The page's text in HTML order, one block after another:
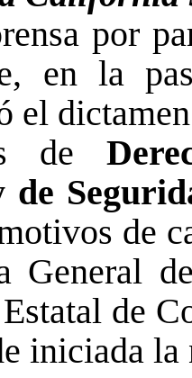
por
en la
el
de
de
de
General
de
iniciada